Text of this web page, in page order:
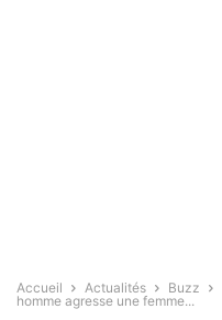
Accueil Actualités Buzz
homme agresse une femme...